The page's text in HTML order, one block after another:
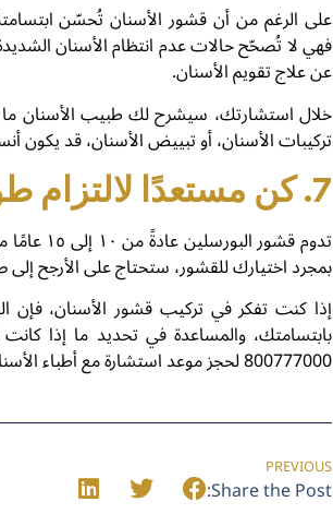
على الرغم من أن قشور الأسنان تُحسّن
فهي لا تُصحّح حالات عدم انتظام الأسنان
عن علاج تقويم الأسنان.
تركيبات الأسنان، أو تبييض الأسنان، قد يكون
7. كن مستعدًا لالتزام طويل الأمد
بمجرد اختيارك للقشور، ستحتاج على الأرجح إلى
إذا كنت تفكر في تركيب قشور الأسنان، فإن
بابتسامتك، والمساعدة في تحديد ما إذا
800777000 لحجز موعد استشارة مع أطباء الأسنان التجميليين المتخصصين لدينا في عيادة جو لطب الأسنان، لتحصل على ابتسامة رائعة.
PREVIOUS
Share the Post: